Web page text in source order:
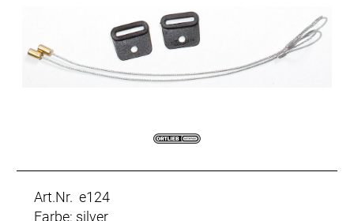
Art.Nr. e124
Farbe: silver